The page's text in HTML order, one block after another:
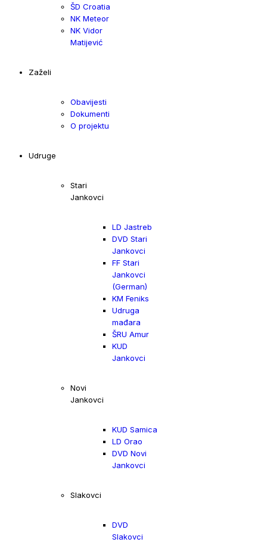
ŠD Croatia
NK Meteor
NK Vidor
Matijević
Zaželi
Obavijesti
Dokumenti
O projektu
Udruge
Stari
Jankovci
LD Jastreb
DVD Stari
Jankovci
FF Stari
Jankovci
(German)
KM Feniks
Udruga
mađara
ŠRU Amur
KUD
Jankovci
Novi
Jankovci
KUD Samica
LD Orao
DVD Novi
Jankovci
Slakovci
DVD
Slakovci